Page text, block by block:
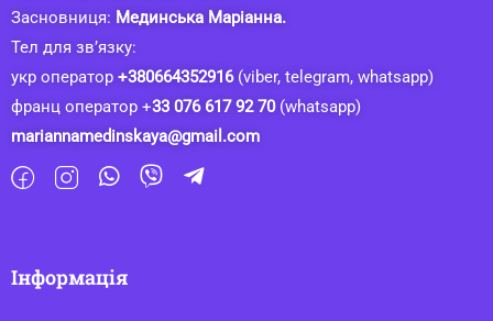
Засновниця: Мединська Маріанна.
Тел для зв’язку:
укр оператор +380664352916(viber, telegram, whatsapp)
франц оператор +33 076 617 92 70(whatsapp)
mariannamedinskaya@gmail.com
Інформація